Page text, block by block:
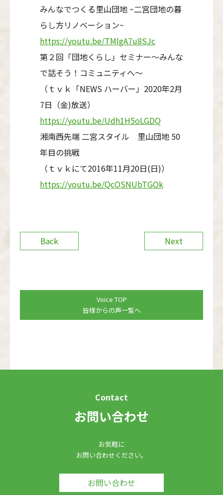
みんなでつくる里山団地 ~二宮団地の暮
らし方リノベーション~
https://youtu.be/TMlgA7u8SJc
第２回「団地くらし」セミナー～みんな
で話そう！コミュニティへ～
（ｔｖｋ「NEWS ハーバー」2020年2月
7日（金)放送）
https://youtu.be/Udh1H5oLGDQ
湘南西先端 二宮スタイル 里山団地 50
年目の挑戦
（ｔｖｋにて2016年11月20日(日)）
https://youtu.be/QcOSNUbTGOk
Back Next
Voice TOP
皆様からの声一覧へ
Contact
お問い合わせ
お気軽に
お問い合わせください。
お問い合わせ